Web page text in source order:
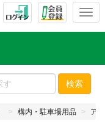
T
l
e
n
検索
構内・駐車場用品 ア